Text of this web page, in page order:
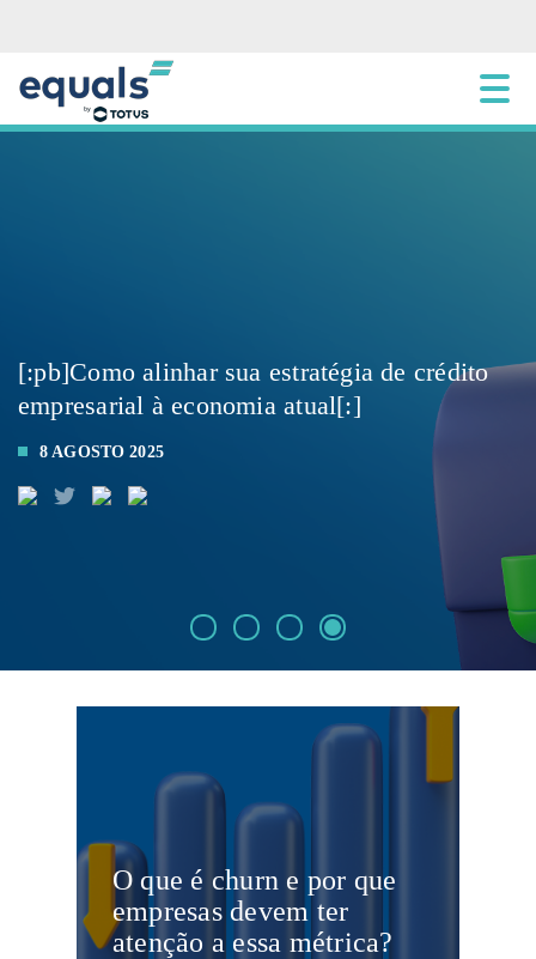
[:pb]Como alinhar sua estratégia de crédito
empresarial à economia atual[:]
8 AGOSTO 2025
O que é churn e por que
empresas devem ter
atenção a essa métrica?